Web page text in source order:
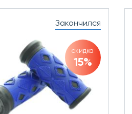
Закончился
скидка
15%